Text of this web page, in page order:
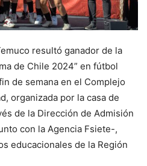
resultó ganador de la
de Chile 2024” en fútbol
de semana en el Complejo
organizada por la casa de
de la Dirección de Admisión
con la Agencia Fsiete-,
educacionales de la Región